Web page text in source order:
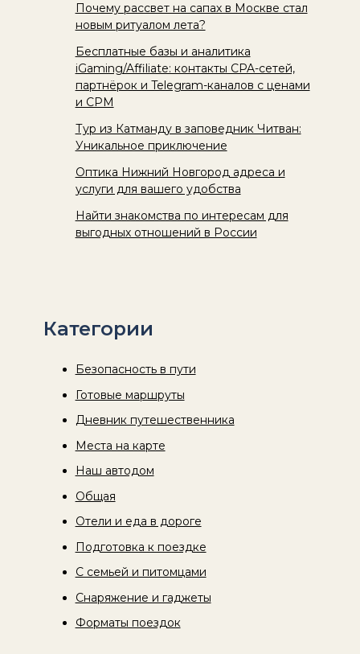
Почему рассвет на сапах в Москве стал
новым ритуалом лета?
Бесплатные базы и аналитика
iGaming/Affiliate: контакты CPA-сетей,
партнёрок и Telegram-каналов с ценами
и CPM
Тур из Катманду в заповедник Читван:
Уникальное приключение
Оптика Нижний Новгород адреса и
услуги для вашего удобства
Найти знакомства по интересам для
выгодных отношений в России
Категории
Безопасность в пути
Готовые маршруты
Дневник путешественника
Места на карте
Наш автодом
Общая
Отели и еда в дороге
Подготовка к поездке
С семьей и питомцами
Снаряжение и гаджеты
Форматы поездок